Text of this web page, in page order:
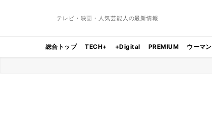
テレビ・映画・人気芸能人の最新情報
総合トップ TECH+ +Digital PREMIUM ウーマン